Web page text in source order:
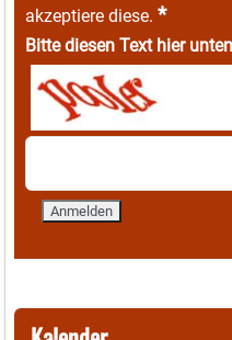
akzeptiere diese. *
Bitte diesen Text hier